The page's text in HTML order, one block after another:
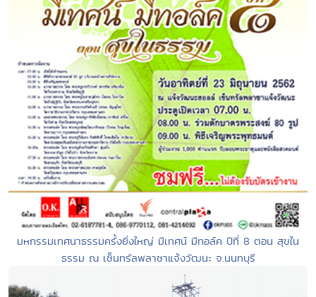
มหกรรมเทศนาธรรมครั้งยิ่งใหญ่ มีเทศน์ มีทอล์ค ปีที่ 8 ตอน สุขใน
ธรรม ณ เซ็นทรัลพลาซาแจ้งวัฒนะ จ.นนทบุรี